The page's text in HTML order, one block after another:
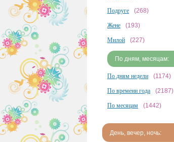
Подруге (268)
Жене (193)
Милой (227)
По дням, месяцам:
По дням недели (1174)
По времени года (2187)
По месяцам (1442)
День, вечер, ночь: